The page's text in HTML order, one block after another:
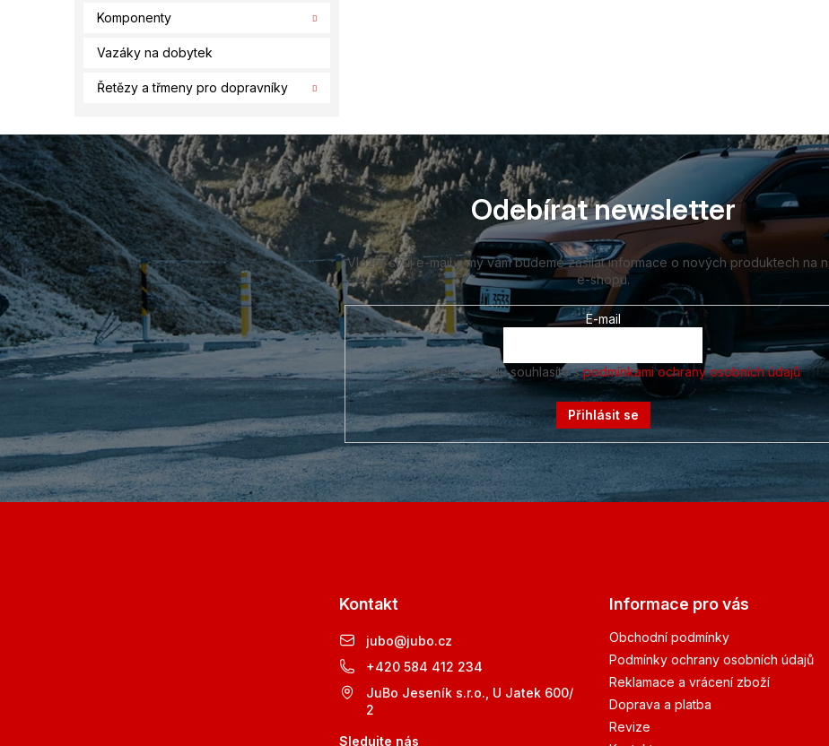
Komponenty
Vazáky na dobytek
Řetězy a třmeny pro dopravníky
Z
á
p
a
t
í
Odebírat newsletter
Vložte svůj e-mail a my vám budeme zasílat informace o nových produktech na
e-shopu.
E-mail
Vložením e-mailu souhlasíte spodmínkami ochrany osobních údajů
Přihlásit se
Kontakt
jubo@jubo.cz
+420 584 412 234
JuBo Jeseník s.r.o., U Jatek 600/
2
Sledujte nás
Informace pro vás
Obchodní podmínky
Podmínky ochrany osobních údajů
Reklamace a vrácení zboží
Doprava a platba
Revize